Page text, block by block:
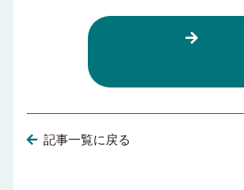
記事一覧に戻る